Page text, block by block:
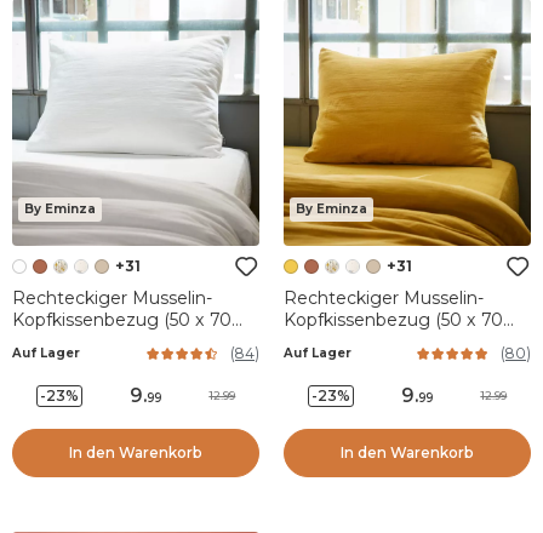
By Eminza
+31
Rechteckiger Musselin-
Kopfkissenbezug (50 x 70
Auf Lager (84)
-23% 9.99 12.99
In den Warenkorb
By Eminza
+31
Rechteckiger Musselin-
Kopfkissenbezug (50 x 70
Auf Lager (80)
-23% 9.99 12.99
In den Warenkorb